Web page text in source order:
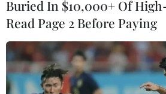
#Đối tác chiến lược
#Lây nhiễm
Buried In $10,000+ Of
Read Page 2 Before Paying